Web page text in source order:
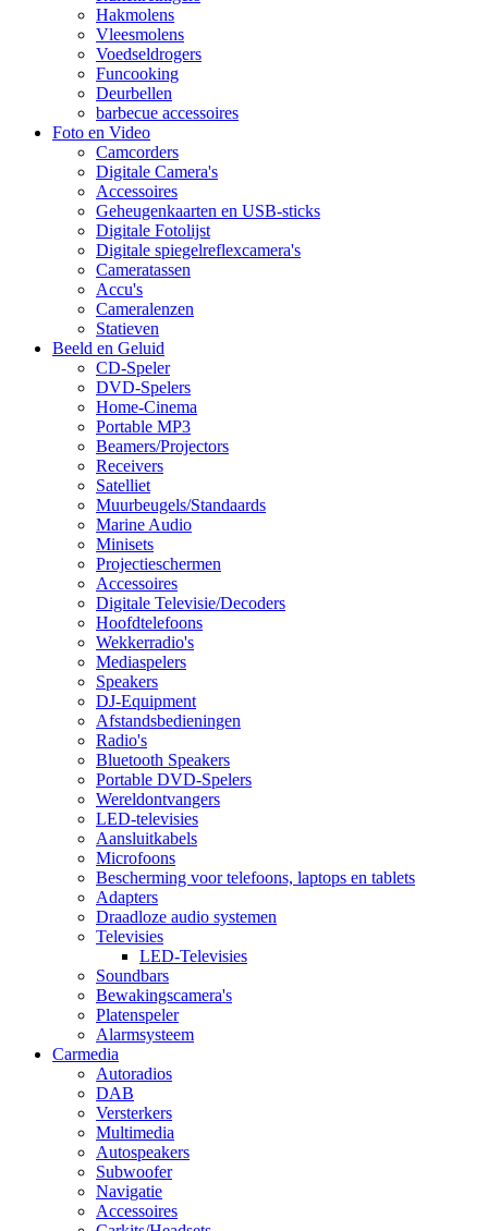
Hakmolens
Vleesmolens
Voedseldrogers
Funcooking
Deurbellen
barbecue accessoires
Foto en Video
Camcorders
Digitale Camera's
Accessoires
Geheugenkaarten en USB-sticks
Digitale Fotolijst
Digitale spiegelreflexcamera's
Cameratassen
Accu's
Cameralenzen
Statieven
Beeld en Geluid
CD-Speler
DVD-Spelers
Home-Cinema
Portable MP3
Beamers/Projectors
Receivers
Satelliet
Muurbeugels/Standaards
Marine Audio
Minisets
Projectieschermen
Accessoires
Digitale Televisie/Decoders
Hoofdtelefoons
Wekkerradio's
Mediaspelers
Speakers
DJ-Equipment
Afstandsbedieningen
Radio's
Bluetooth Speakers
Portable DVD-Spelers
Wereldontvangers
LED-televisies
Aansluitkabels
Microfoons
Bescherming voor telefoons, laptops en tablets
Adapters
Draadloze audio systemen
Televisies
LED-Televisies
Soundbars
Bewakingscamera's
Platenspeler
Alarmsysteem
Carmedia
Autoradios
DAB
Versterkers
Multimedia
Autospeakers
Subwoofer
Navigatie
Accessoires